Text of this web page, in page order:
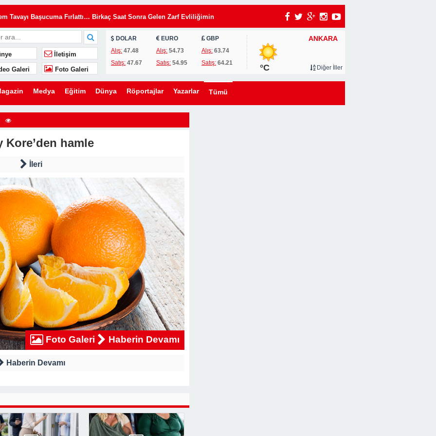
Tavayı Başucuma Fırlattı… Birkaç Saat Sonra Gelen Zarf Evliliğimin
Kullanıyordu… Kilitleri Değiştirdim, Ama Asıl Sürprizi Akşam Oğlum
Yıllardır Kızını Eleştiren Bir Annenin Hayatını Değiştirdi
Düğünümden Daha Önemli Gördü… Ama Eşimin Düğün Konuşması 200
Kovduğunu Sandı… Ama O Evin Gerçek Sahibinin Ben Olduğunu
Kaldırmak İstediler… Ama Bir Gencin Yaptığı Hareket O Gün Herkese
İstedi… Ama Ona Hayatının En Büyük Dersini Vermeye
Yıllardır Sakladığı Gerçek Ortaya Çıktı
Etti, Ama Gerçek Çok Başkaydı
Yalan Söylüyor!” Diye Bağırdı… Sonra Evdeki Gizli Kayıtlar Her
İletişim
Galeri Foto Galeri
DOLAR
Alış: 47.48
Satış: 47.67
EURO
Alış:54.73
Satış:54.95
GBP
Alış:63.74
Satış:64.21
ANKARA
°C Diğer İller
Medya Eğitim Dünya Röportajlar Yazarlar Tümü
Kore’den hamle
İleri
Foto Galeri Haberin Devamı
Haberin Devamı